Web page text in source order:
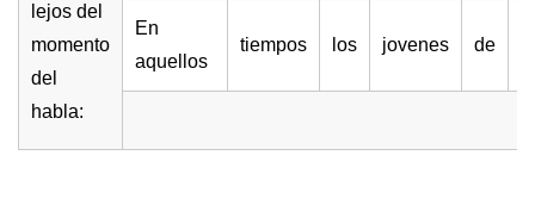
lejos del
momento
del
habla:
En
aquellos
tiempos los jovenes de